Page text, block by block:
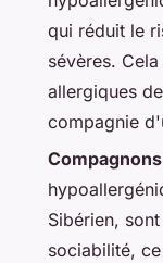
qui réduit le
sévères.
allergiques
compagnie
Sibérien,
sociabilité,